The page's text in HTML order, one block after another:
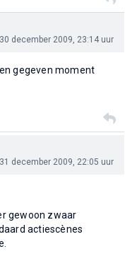
30 december 2009, 23:14 uur
gegeven moment
31 december 2009, 22:05 uur
gewoon zwaar
actiescènes